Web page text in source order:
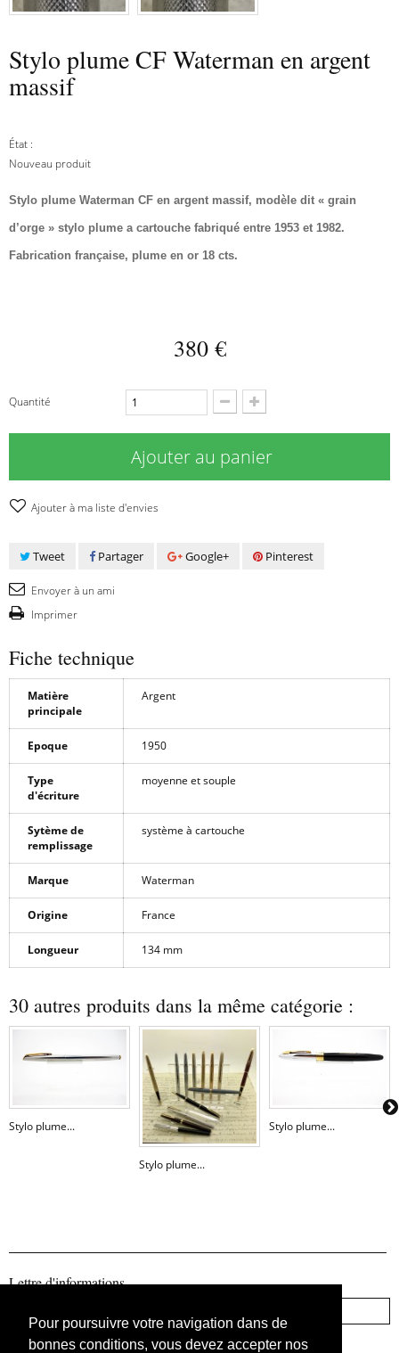
Pour poursuivre votre navigation dans de
bonnes conditions, vous devez accepter nos
Stylo plume CF Waterman en argent
massif
État :
Nouveau produit
Stylo plume Waterman CF en argent massif, modèle dit « grain
d’orge » stylo plume a cartouche fabriqué entre 1953 et 1982.
Fabrication française, plume en or 18 cts.
380 €
Quantité
Ajouter au panier
Ajouter à ma liste d'envies
Tweet Partager Google+ Pinterest
Envoyer à un ami
Imprimer
Fiche technique
Matière
principale
Argent
Epoque 1950
Type
d'écriture
moyenne et souple
Sytème de
remplissage
système à cartouche
Marque Waterman
Origine France
Longueur 134 mm
30 autres produits dans la même catégorie :
Stylo plume...
Stylo plume...
Stylo plume...
Lettre d'informations